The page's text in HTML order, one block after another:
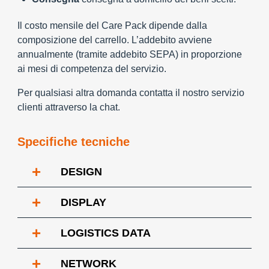
Il costo mensile del Care Pack dipende dalla
composizione del carrello. L’addebito avviene
annualmente (tramite addebito SEPA) in proporzione
ai mesi di competenza del servizio.
Per qualsiasi altra domanda contatta il nostro servizio
clienti attraverso la chat.
Specifiche tecniche
+ DESIGN
+ DISPLAY
+ LOGISTICS DATA
+ NETWORK